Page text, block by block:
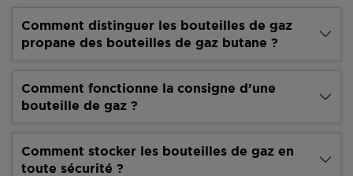
Comment distinguer les bouteilles de gaz
propane des bouteilles de gaz butane ?
Comment fonctionne la consigne d’une
bouteille de gaz ?
Comment stocker les bouteilles de gaz en
toute sécurité ?